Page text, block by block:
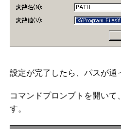
設定が完了したら、パスが通
コマンドプロンプトを開いて
す。